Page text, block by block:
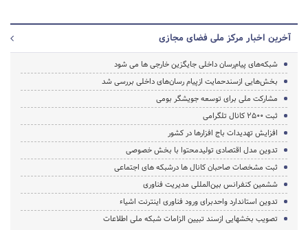
آخرین اخبار مرکز ملی فضای مجازی
شبکه‌های پیام‌رسان داخلی جایگزین خارجی ها می شود
بخش‌هایی ازسندحمایت ازپیام رسان‌های داخلی بررسی شد
مشارکت ملی برای توسعه جویشگر بومی
ثبت ۲۵۰۰ کانال تلگرامی
افزایش تهدیدات باج افزارها در کشور
تدوین مدل اقتصادی تولیدمحتوا با بخش خصوصی
ثبت مشخصات صاحبان کانال ها درشبکه های اجتماعی
ششمین کنفرانس بین‌المللی مدیریت فناوری
تدوین استاندارد واحدبرای ورود فناوری اینترنت اشیاء
تصویب بخشهایی ازسند تبیین الزامات شبکه ملی اطلاعات